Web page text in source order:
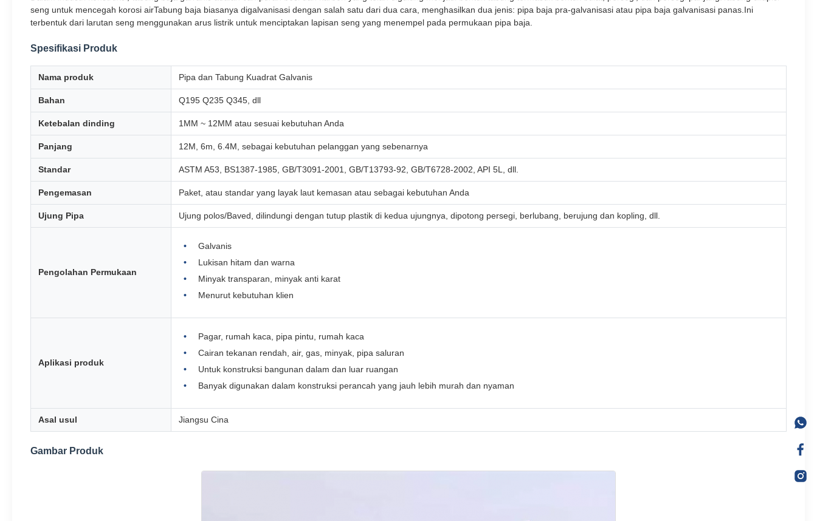
seng untuk mencegah korosi airTabung baja biasanya digalvanisasi dengan salah satu dari dua cara, menghasilkan dua jenis: pipa baja pra-galvanisasi atau pipa baja galvanisasi panas.Ini
terbentuk dari larutan seng menggunakan arus listrik untuk menciptakan lapisan seng yang menempel pada permukaan pipa baja.
Spesifikasi Produk
Nama produk Pipa dan Tabung Kuadrat Galvanis
Bahan Q195 Q235 Q345, dll
Ketebalan dinding 1MM ~ 12MM atau sesuai kebutuhan Anda
Panjang 12M, 6m, 6.4M, sebagai kebutuhan pelanggan yang sebenarnya
Standar ASTM A53, BS1387-1985, GB/T3091-2001, GB/T13793-92, GB/T6728-2002, API 5L, dll.
Pengemasan Paket, atau standar yang layak laut kemasan atau sebagai kebutuhan Anda
Ujung Pipa Ujung polos/Baved, dilindungi dengan tutup plastik di kedua ujungnya, dipotong persegi, berlubang, berujung dan kopling, dll.
Pengolahan Permukaan
Galvanis
Lukisan hitam dan warna
Minyak transparan, minyak anti karat
Menurut kebutuhan klien
Aplikasi produk
Pagar, rumah kaca, pipa pintu, rumah kaca
Cairan tekanan rendah, air, gas, minyak, pipa saluran
Untuk konstruksi bangunan dalam dan luar ruangan
Banyak digunakan dalam konstruksi perancah yang jauh lebih murah dan nyaman
Asal usul Jiangsu Cina
Gambar Produk